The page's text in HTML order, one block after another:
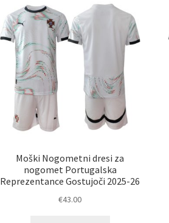
lahko
izberete
strani
izdelka
Moški Nogometni dresi za
nogomet Portugalska
Reprezentance Gostujoči 2025-26
€43.00